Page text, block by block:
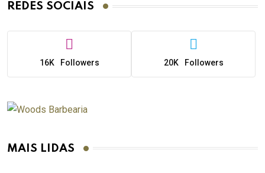
REDES SOCIAIS
16K Followers 20K Followers
MAIS LIDAS